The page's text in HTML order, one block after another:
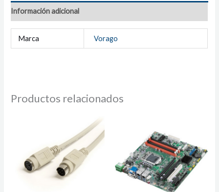
Información adicional
Marca Vorago
Productos relacionados